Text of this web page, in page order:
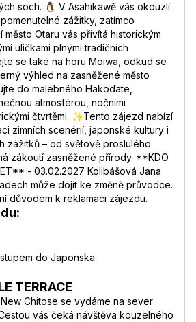
soch. 🐧 V Asahikawě vás okouzlí
zážitky, zatímco
město Otaru vás přivítá historickým
uličkami plnými tradičních
se také na horu Moiwa, odkud se
výhled na zasněžené město
do malebného Hakodate,
atmosférou, nočními
čtvrtěmi. ✨Tento zájezd nabízí
zimních scenérií, japonské kultury i
zážitků – od světově proslulého
zákoutí zasněžené přírody. **KDO
- 03.02.2027 Kolibášová Jana
může dojít ke změně průvodce.
důvodem k reklamaci zájezdu.
do Japonska.
TERRACE
Chitose se vydáme na sever
vás čeká návštěva kouzelného